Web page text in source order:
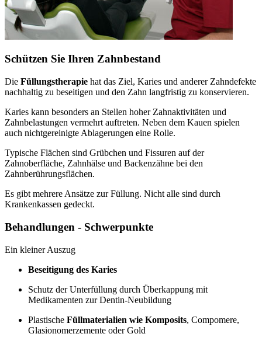
Schützen Sie Ihren Zahnbestand
Die Füllungstherapie hat das Ziel, Karies und anderer Zahndefekte
nachhaltig zu beseitigen und den Zahn langfristig zu konservieren.
Karies kann besonders an Stellen hoher Zahnaktivitäten und
Zahnbelastungen vermehrt auftreten. Neben dem Kauen spielen
auch nichtgereinigte Ablagerungen eine Rolle.
Typische Flächen sind Grübchen und Fissuren auf der
Zahnoberfläche, Zahnhälse und Backenzähne bei den
Zahnberührungsflächen.
Es gibt mehrere Ansätze zur Füllung. Nicht alle sind durch
Krankenkassen gedeckt.
Behandlungen - Schwerpunkte
Ein kleiner Auszug
Beseitigung des Karies
Schutz der Unterfüllung durch Überkappung mit
Medikamenten zur Dentin-Neubildung
Plastische Füllmaterialien wie Komposits, Compomere,
Glasionomerzemente oder Gold